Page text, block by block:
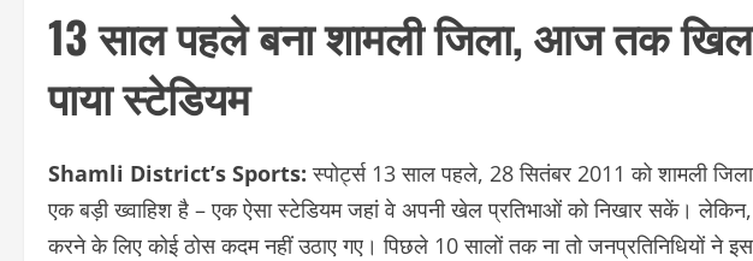
13 साल पहले बना शामली जिला, आज तक
पाया स्टेडियम
Shamli District’s Sports:स्पोर्ट्स 13 साल पहले, 28 सितंबर 2011 को शामली
एक बड़ी ख्वाहिश है – एक ऐसा स्टेडियम जहां वे अपनी खेल प्रतिभाओं को निखार सकें।
करने के लिए कोई ठोस कदम नहीं उठाए गए। पिछले 10 सालों तक ना तो जनप्रतिनिधियों ने इस